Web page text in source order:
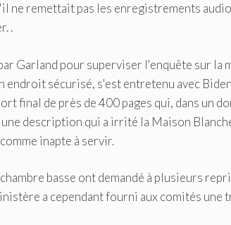
ne remettait pas les enregistrements
.
Garland pour superviser l'enquête sur
endroit sécurisé, s'est entretenu avec
final de près de 400 pages qui, dans un
une description qui a irrité la Maison
inapte à servir.
basse ont demandé à plusieurs
a cependant fourni aux comités